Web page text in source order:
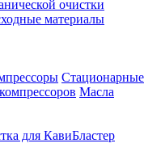
очистки
материалы
Стационарные
Масла
для КавиБластер